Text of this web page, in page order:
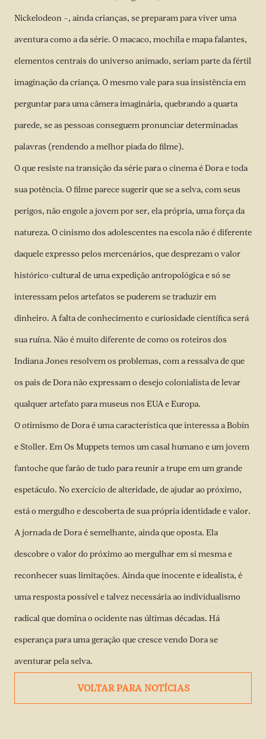
Nickelodeon –, ainda crianças, se preparam para viver uma
aventura como a da série. O macaco, mochila e mapa falantes,
elementos centrais do universo animado, seriam parte da fértil
imaginação da criança. O mesmo vale para sua insistência em
perguntar para uma câmera imaginária, quebrando a quarta
parede, se as pessoas conseguem pronunciar determinadas
palavras (rendendo a melhor piada do filme).
O que resiste na transição da série para o cinema é Dora e toda
sua potência. O filme parece sugerir que se a selva, com seus
perigos, não engole a jovem por ser, ela própria, uma força da
natureza. O cinismo dos adolescentes na escola não é diferente
daquele expresso pelos mercenários, que desprezam o valor
histórico-cultural de uma expedição antropológica e só se
interessam pelos artefatos se puderem se traduzir em
dinheiro. A falta de conhecimento e curiosidade científica será
sua ruína. Não é muito diferente de como os roteiros dos
Indiana Jones resolvem os problemas, com a ressalva de que
os pais de Dora não expressam o desejo colonialista de levar
qualquer artefato para museus nos EUA e Europa.
O otimismo de Dora é uma característica que interessa a Bobin
e Stoller. Em Os Muppets temos um casal humano e um jovem
fantoche que farão de tudo para reunir a trupe em um grande
espetáculo. No exercício de alteridade, de ajudar ao próximo,
está o mergulho e descoberta de sua própria identidade e valor.
A jornada de Dora é semelhante, ainda que oposta. Ela
descobre o valor do próximo ao mergulhar em si mesma e
reconhecer suas limitações. Ainda que inocente e idealista, é
uma resposta possível e talvez necessária ao individualismo
radical que domina o ocidente nas últimas décadas. Há
esperança para uma geração que cresce vendo Dora se
aventurar pela selva.
VOLTAR PARA NOTÍCIAS